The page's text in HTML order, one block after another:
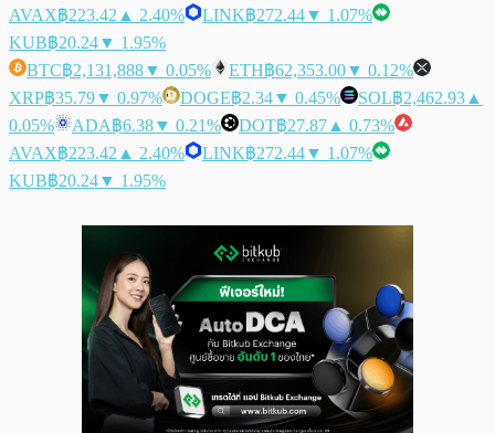
AVAX฿223.42 ▲ 2.40% LINK฿272.44▼ 1.07%
KUB฿20.24▼ 1.95%
BTC฿2,131,888▼ 0.05% ETH฿62,353.00▼ 0.12%
XRP฿35.79▼ 0.97% DOGE฿2.34▼ 0.45% SOL฿2,462.93 ▲
0.05%
ADA฿6.38▼ 0.21% DOT฿27.87 ▲ 0.73%
AVAX฿223.42 ▲ 2.40% LINK฿272.44▼ 1.07%
KUB฿20.24▼ 1.95%